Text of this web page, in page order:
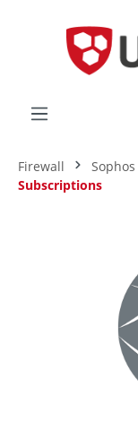
Firewall Sophos
Subscriptions